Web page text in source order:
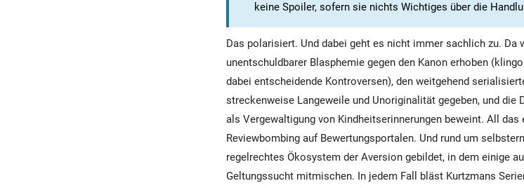
keine Spoiler, sofern sie nichts Wichtiges über die
Das polarisiert. Und dabei geht es nicht immer sachlich zu. Da
unentschuldbarer Blasphemie gegen den Kanon erhoben
dabei entscheidende Kontroversen), den weitgehend
streckenweise Langeweile und Unoriginalität gegeben, und die
als Vergewaltigung von Kindheitserinnerungen beweint. All
Reviewbombing auf Bewertungsportalen. Und rund um
regelrechtes Ökosystem der Aversion gebildet, in dem einige
Geltungssucht mitmischen. In jedem Fall bläst Kurtzmans